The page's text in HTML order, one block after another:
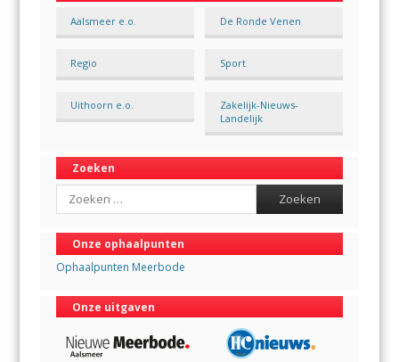
Aalsmeer e.o. De Ronde Venen
Regio Sport
Uithoorn e.o.
Zakelijk-Nieuws-
Landelijk
Zoeken
Search
Onze ophaalpunten
Ophaalpunten Meerbode
Onze uitgaven